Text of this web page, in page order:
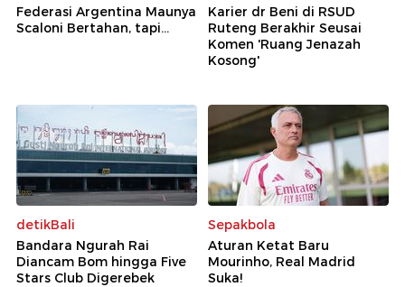
Federasi Argentina Maunya
Scaloni Bertahan, tapi...
Karier dr Beni di RSUD
Ruteng Berakhir Seusai
Komen 'Ruang Jenazah
Kosong'
detikBali
Bandara Ngurah Rai
Diancam Bom hingga Five
Stars Club Digerebek
Sepakbola
Aturan Ketat Baru
Mourinho, Real Madrid
Suka!